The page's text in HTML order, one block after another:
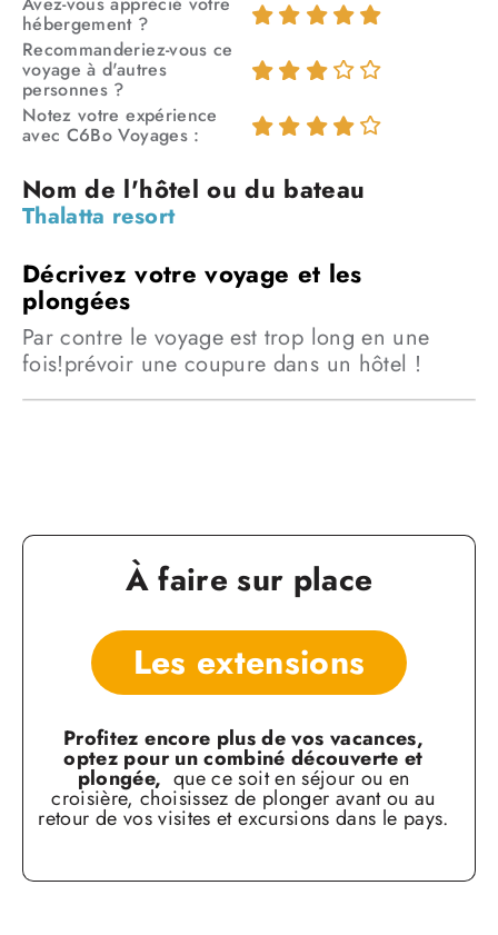
hébergement ?
Recommanderiez-vous ce
voyage à d'autres
personnes ?
Notez votre expérience
avec C6Bo Voyages :
Thalatta resort
Par contre le voyage est trop long en une
fois!prévoir une coupure dans un hôtel !
À faire sur place
Les extensions
Profitez encore plus de vos vacances,
optez pour un combiné découverte et
plongée, que ce soit en séjour ou en
croisière, choisissez de plonger avant ou au
retour de vos visites et excursions dans le pays.